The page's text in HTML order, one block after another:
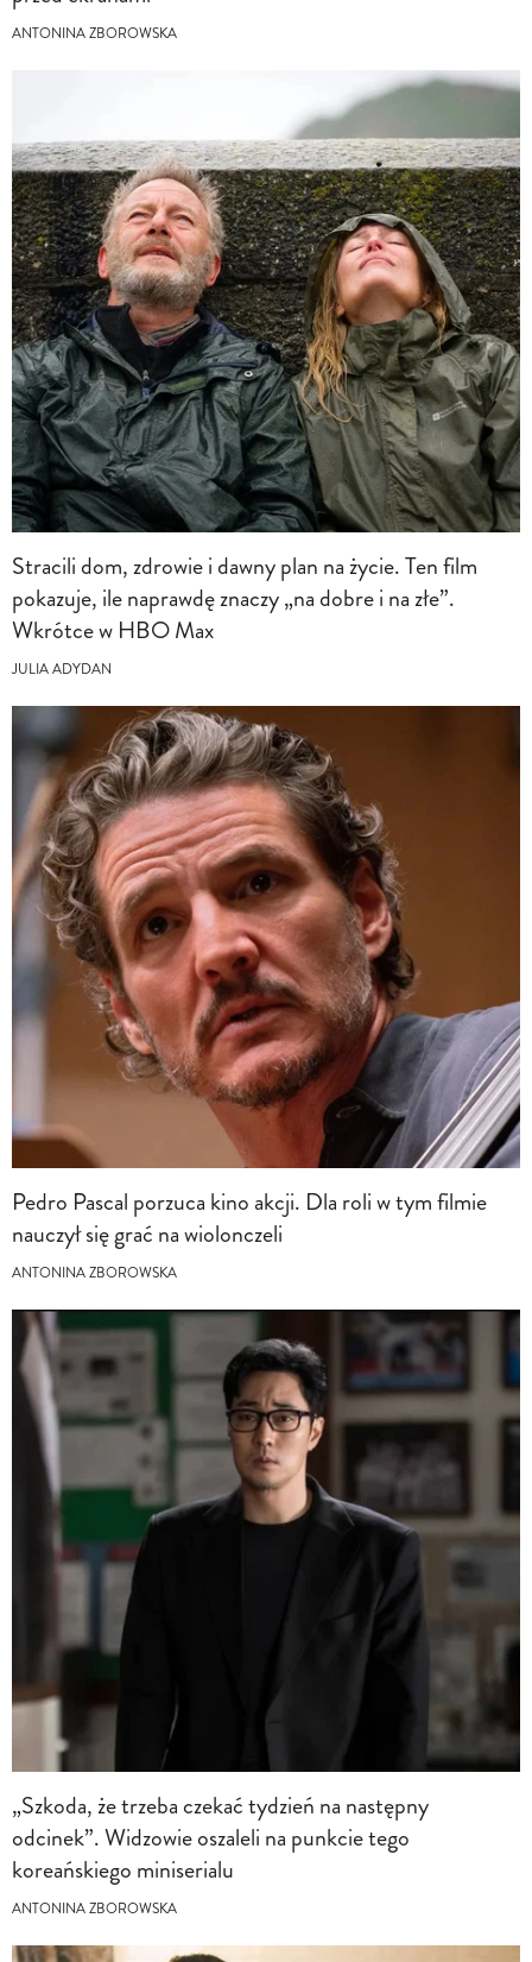
ANTONINA ZBOROWSKA
Stracili dom, zdrowie i dawny plan na życie. Ten film
pokazuje, ile naprawdę znaczy „na dobre i na złe”.
Wkrótce w HBO Max
JULIA ADYDAN
Pedro Pascal porzuca kino akcji. Dla roli w tym filmie
nauczył się grać na wiolonczeli
ANTONINA ZBOROWSKA
„Szkoda, że trzeba czekać tydzień na następny
odcinek”. Widzowie oszaleli na punkcie tego
koreańskiego miniserialu
ANTONINA ZBOROWSKA